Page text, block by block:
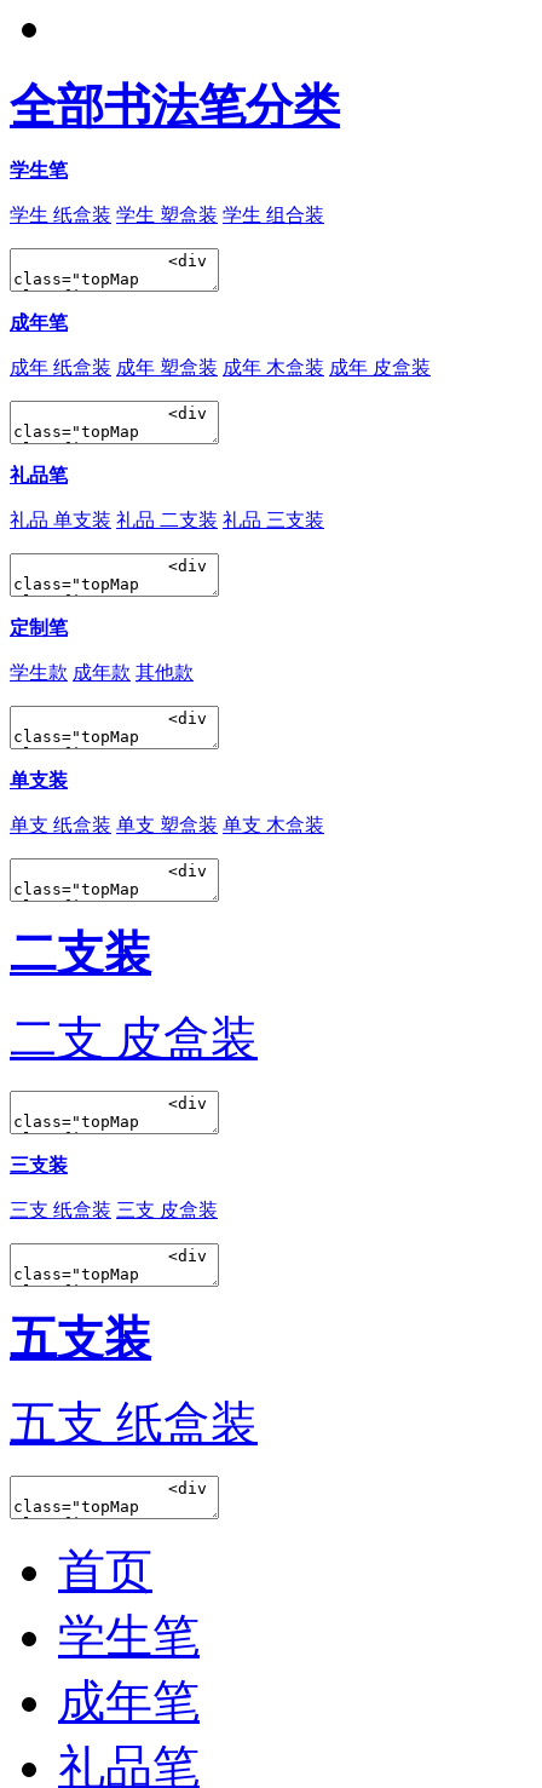
全部书法笔分类
学生笔
学生 纸盒装 学生 塑盒装 学生 组合装
成年笔
成年 纸盒装 成年 塑盒装 成年 木盒装 成年 皮盒装
礼品笔
礼品 单支装 礼品 二支装 礼品 三支装
定制笔
学生款 成年款 其他款
单支装
单支 纸盒装 单支 塑盒装 单支 木盒装
二支装
二支 皮盒装
三支装
三支 纸盒装 三支 皮盒装
五支装
五支 纸盒装
首页
学生笔
成年笔
礼品笔